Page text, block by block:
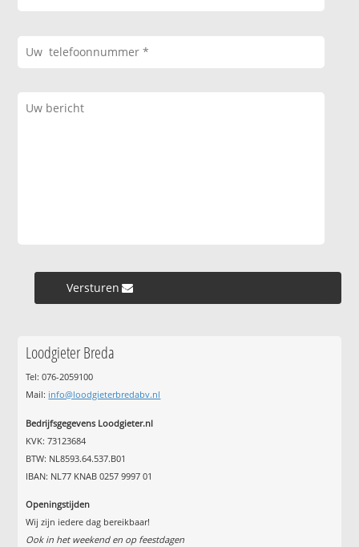
Versturen »
Loodgieter Breda
Tel: 076-2059100
Mail: info@loodgieterbredabv.nl
Bedrijfsgegevens Loodgieter.nl
KVK: 73123684
BTW: NL8593.64.537.B01
IBAN: NL77 KNAB 0257 9997 01
Openingstijden
Wij zijn iedere dag bereikbaar!
Ook in het weekend en op feestdagen